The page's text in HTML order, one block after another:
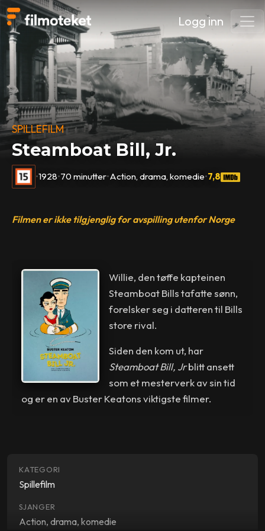
Logg inn
SPILLEFILM
Steamboat Bill, Jr.
•1928•70 minutter•Action, drama, komedie•7,8
Filmen er ikke tilgjenglig for avspilling utenfor Norge
Willie, den tøffe kapteinen
Steamboat Bills tafatte sønn,
forelsker seg i datteren til Bills
store rival.
Siden den kom ut, har
Steamboat Bill, Jr blitt ansett
som et mesterverk av sin tid
og er en av Buster Keatons viktigste filmer.
KATEGORI
Spillefilm
SJANGER
Action, drama, komedie